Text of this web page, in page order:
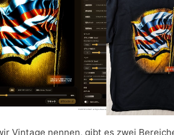
Vintage nennen, gibt es zwei